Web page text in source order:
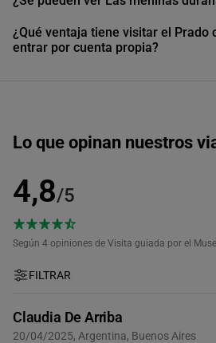
15:00
15:30
16:00
¿Qué ventaja tiene visitar el Prado
entrar por cuenta propia?
Lo que opinan nuestros
4,8/5
Según 4 opiniones de Visita guiada por el
FILTRAR
Claudia De Arriba
20/04/2025, Argentina, Buenos Aires